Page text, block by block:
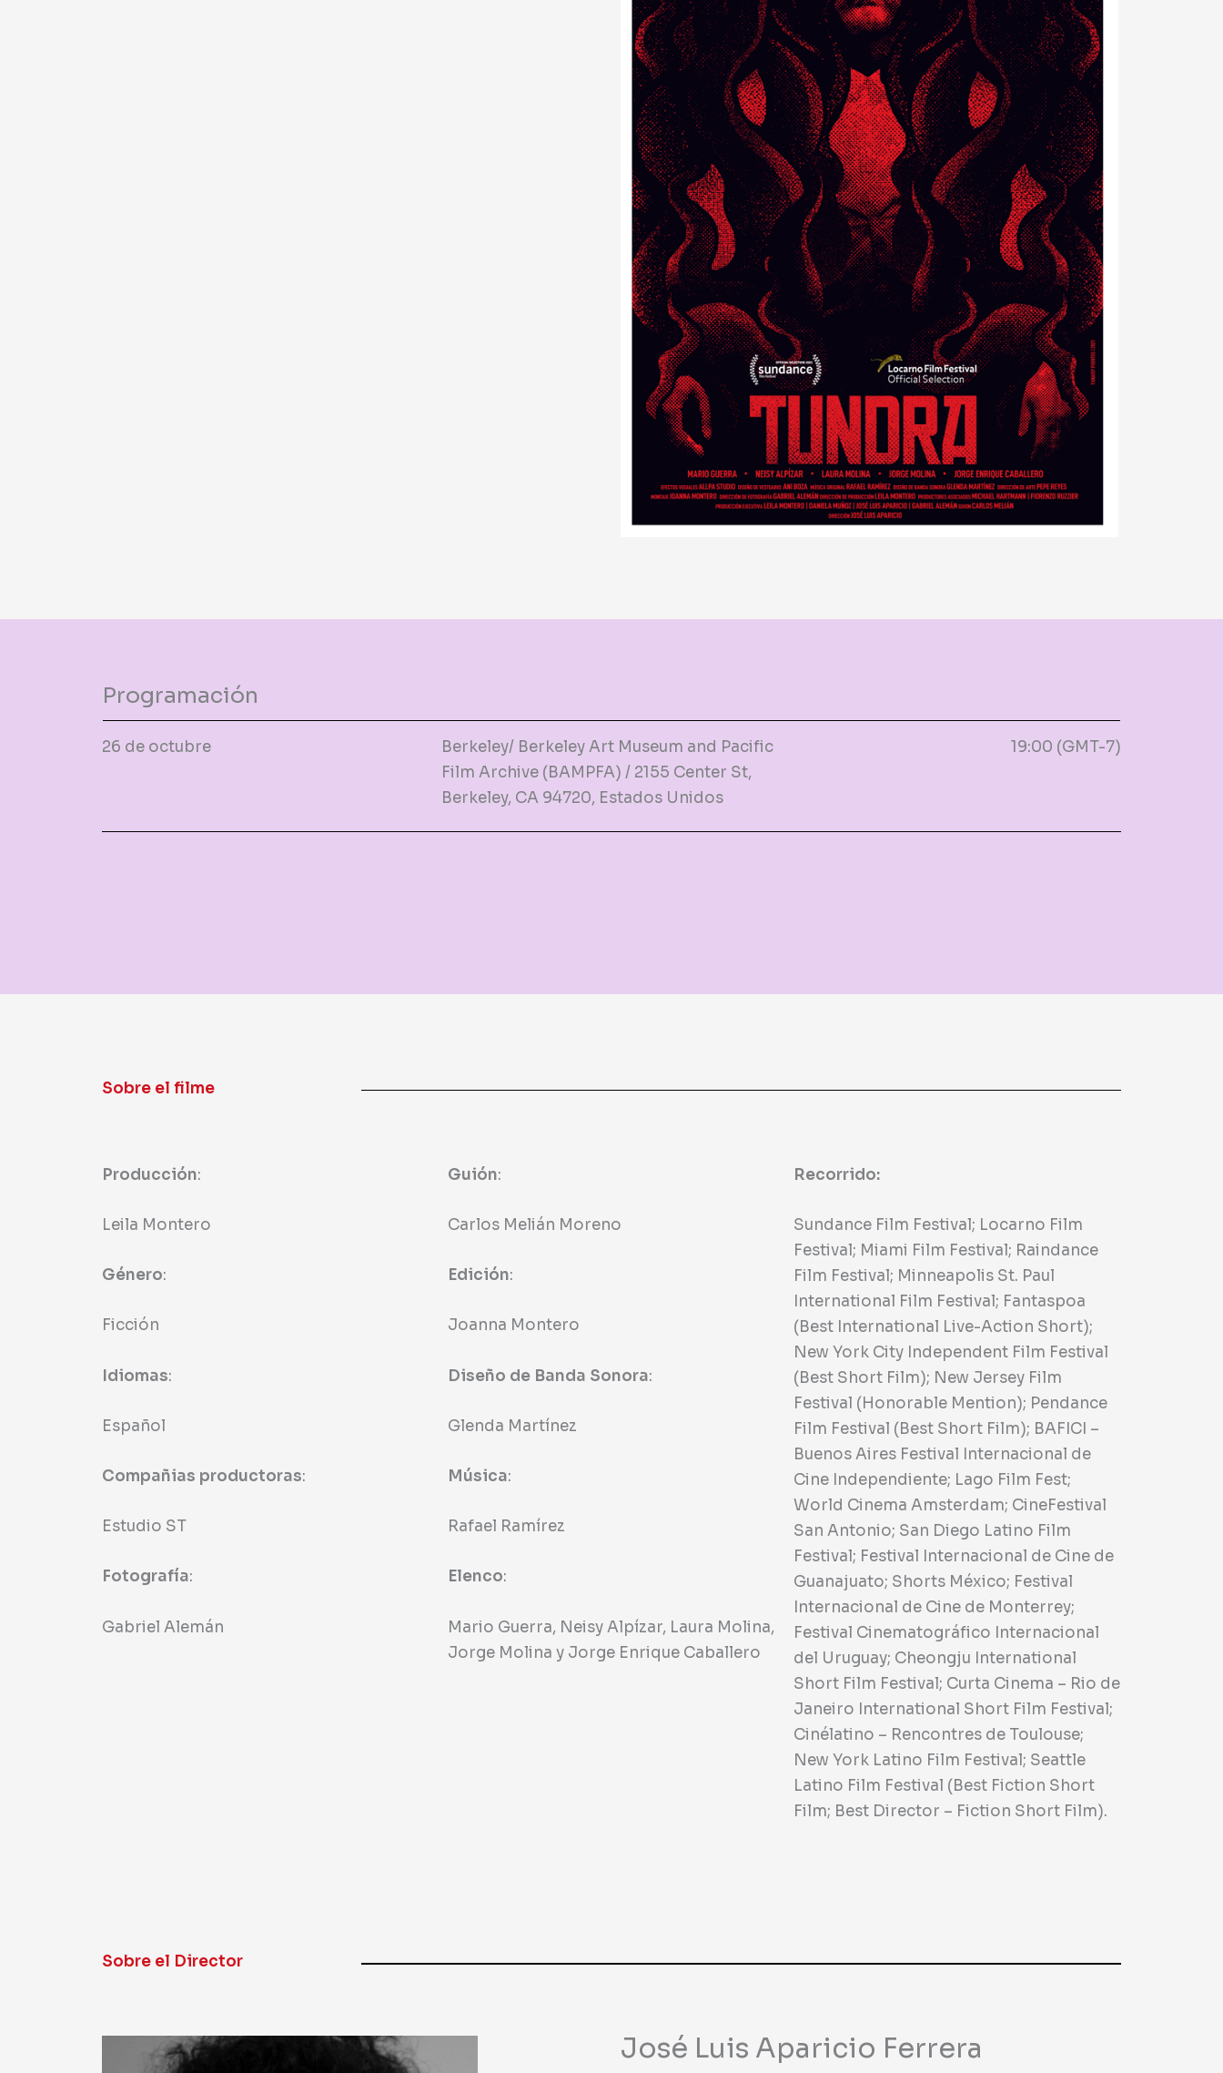
Programación
26 de octubre
Berkeley/ Berkeley Art Museum and Pacific
Film Archive (BAMPFA) / 2155 Center St,
Berkeley, CA 94720, Estados Unidos
19:00 (GMT-7)
Sobre el filme
Producción:
Leila Montero
Género:
Ficción
Idiomas:
Español
Compañias productoras:
Estudio ST
Fotografía:
Gabriel Alemán
Guión:
Carlos Melián Moreno
Edición:
Joanna Montero
Diseño de Banda Sonora:
Glenda Martínez
Música:
Rafael Ramírez
Elenco:
Mario Guerra, Neisy Alpízar, Laura Molina,
Jorge Molina y Jorge Enrique Caballero
Recorrido:
Sundance Film Festival; Locarno Film
Festival; Miami Film Festival; Raindance
Film Festival; Minneapolis St. Paul
International Film Festival; Fantaspoa
(Best International Live-Action Short);
New York City Independent Film Festival
(Best Short Film); New Jersey Film
Festival (Honorable Mention); Pendance
Film Festival (Best Short Film); BAFICI –
Buenos Aires Festival Internacional de
Cine Independiente; Lago Film Fest;
World Cinema Amsterdam; CineFestival
San Antonio; San Diego Latino Film
Festival; Festival Internacional de Cine de
Guanajuato; Shorts México; Festival
Internacional de Cine de Monterrey;
Festival Cinematográfico Internacional
del Uruguay; Cheongju International
Short Film Festival; Curta Cinema – Rio de
Janeiro International Short Film Festival;
Cinélatino – Rencontres de Toulouse;
New York Latino Film Festival; Seattle
Latino Film Festival (Best Fiction Short
Film; Best Director – Fiction Short Film).
Sobre el Director
José Luis Aparicio Ferrera